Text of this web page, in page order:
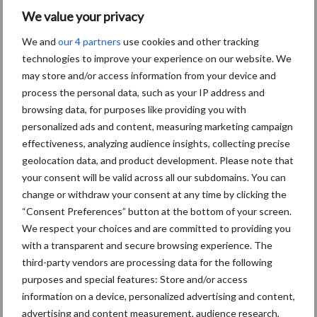
We value your privacy
We and our 4 partners use cookies and other tracking
technologies to improve your experience on our website. We
may store and/or access information from your device and
process the personal data, such as your IP address and
browsing data, for purposes like providing you with
personalized ads and content, measuring marketing campaign
effectiveness, analyzing audience insights, collecting precise
geolocation data, and product development. Please note that
your consent will be valid across all our subdomains. You can
change or withdraw your consent at any time by clicking the
“Consent Preferences” button at the bottom of your screen.
We respect your choices and are committed to providing you
with a transparent and secure browsing experience. The
third-party vendors are processing data for the following
purposes and special features: Store and/or access
information on a device, personalized advertising and content,
advertising and content measurement, audience research,
fokveedag 2017. Wilbert zit sinds begin 2017 in het bedrijf en
David studeert aan de Agrarische Hogeschool in Dronten. In de
toekomst willen de broers samen het bedrijf overnemen en
doorgroeien naar 2 miljoen kg melk.
Koecomfort verbeteren
“Voordat we begonnen met driemaal daags melken hebben we
de melkstal aangepast en geïnvesteerd in automatisering om zo
makkelijk mogelijk te kunnen werken. Komend jaar staat de
de planning. Hiermee willen we de ligtijd en herkauwactiviteit
verhogen maar ook de klauwgezondheid verbeteren”, vertelt
Wilbert over de plannen om het koecomfort op het bedrijf te
verbeteren. “We willen groeien naar 2 miljoen kg melk zodat we